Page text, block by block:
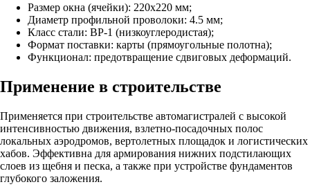
Размер окна (ячейки): 220х220 мм;
Диаметр профильной проволоки: 4.5 мм;
Класс стали: ВР-1 (низкоуглеродистая);
Формат поставки: карты (прямоугольные полотна);
Функционал: предотвращение сдвиговых деформаций.
Применение в строительстве
Применяется при строительстве автомагистралей с высокой
интенсивностью движения, взлетно-посадочных полос
локальных аэродромов, вертолетных площадок и логистических
хабов. Эффективна для армирования нижних подстилающих
слоев из щебня и песка, а также при устройстве фундаментов
глубокого заложения.